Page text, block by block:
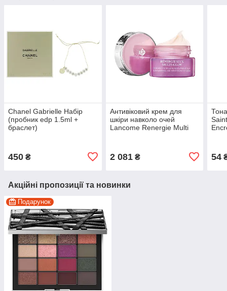
Chanel Gabrielle Набір
(пробник edp 1.5ml +
браслет)
450 ₴
Антивіковий крем для
шкіри навколо очей
Lancome Renergie Multi
2 081₴ 54
Акційні пропозиції та новинки
Подарунок